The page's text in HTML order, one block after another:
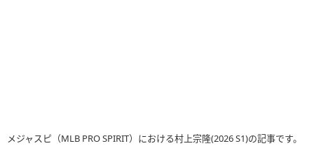
メジャスピ（MLB PRO SPIRIT）における村上宗隆(2026 S1)の記事です。